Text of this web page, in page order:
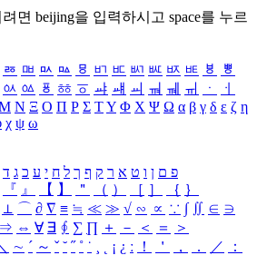
면 beijing을 입력하시고 space를 누르
ㅭ ㅮ ㅯ ㅰ ㅱ ㅲ ㅳ ㅴ ㅵ ㅶ ㅷ ㅸ
ㅹ
ㆂ ㆃ ㆄ ㆅ ㆆ ㆇ ㆈ ㆉ ㆊ ㆋ ㆌ ㆍ
ㆎ
Ν Ξ Ο Π Ρ Σ ΤΥ Φ Χ Ψ Ω α β γ δ ε ζ η
χ ψ ω
פ ם ן ו ט א ר ק ף ך ל ח י ע כ ג ד
『 』 【 】 ＂ （ ） ［ ］ ｛ ｝
⊥ ⌒ ∂ ∇ ≡ ≒ ≪ ≫ √ ∽ ∝ ∵ ∫ ∬ ∈ ∋
⇒ ⇔ ∀ ∃ ∮ ∑ ∏ ＋ － ＜ ＝
＞
∼ ´ ～ ˇ ˘ ˝ ˚ ˙ ¸ ¡ ¿ ː ！ ＇ ， ． ／
：